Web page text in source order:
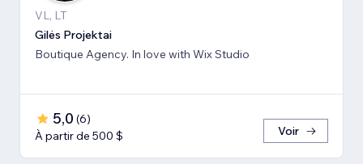
VL, LT
Gilės Projektai
Boutique Agency. In love with Wix Studio
5,0 (6)
À partir de 500 $
Voir